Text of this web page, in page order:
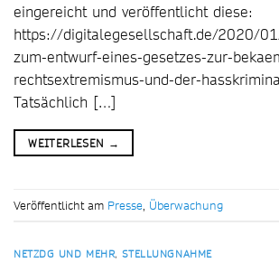
eingereicht und veröffentlicht diese:
https://digitalegesellschaft.de/2020/
zum-entwurf-eines-gesetzes-zur-
rechtsextremismus-und-der-
Tatsächlich […]
WEITERLESEN →
Veröffentlicht am Presse, Überwachung
NETZDG UND MEHR, STELLUNGNAHME